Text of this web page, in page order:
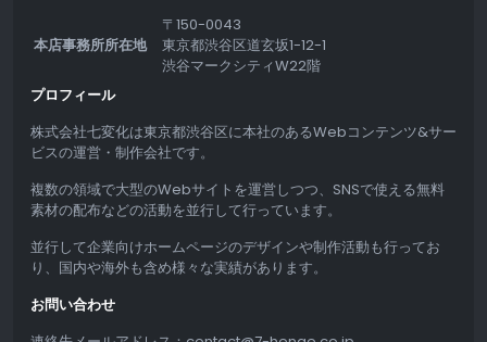
本店事務所所在地
〒150-0043
東京都渋谷区道玄坂1-12-1
渋谷マークシティW22階
プロフィール
株式会社七変化は東京都渋谷区に本社のあるWebコンテンツ&サー
ビスの運営・制作会社です。
複数の領域で大型のWebサイトを運営しつつ、SNSで使える無料
素材の配布などの活動を並行して行っています。
並行して企業向けホームページのデザインや制作活動も行ってお
り、国内や海外も含め様々な実績があります。
お問い合わせ